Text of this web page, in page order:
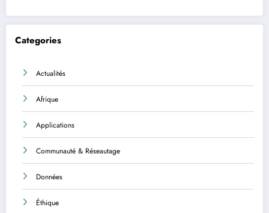
Categories
Actualités
Afrique
Applications
Communauté & Réseautage
Données
Éthique